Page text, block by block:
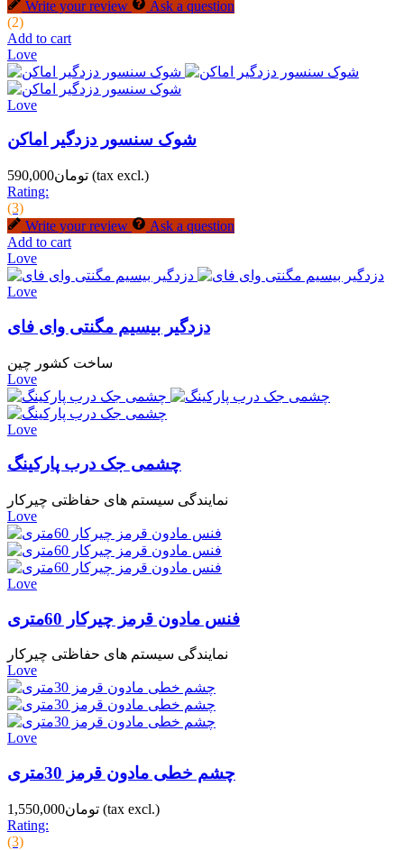
Write your review
Ask a question
(2)
Add to cart
Love
Love
شوک سنسور دزدگیر اماکن
تومان590,000 (tax excl.)
Rating:
(3)
Write your review
Ask a question
Add to cart
Love
Love
دزدگیر بیسیم مگنتی وای فای
ساخت کشور چین
Love
Love
چشمی جک درب پارکینگ
نمایندگی سیستم های حفاظتی چیرکار
Love
Love
فنس مادون قرمز چیرکار 60متری
نمایندگی سیستم های حفاظتی چیرکار
Love
Love
چشم خطی مادون قرمز 30متری
تومان1,550,000 (tax excl.)
Rating:
(3)